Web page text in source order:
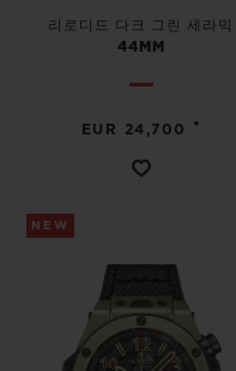
리로디드 다크 그린 세라믹
44MM
EUR 24,700 •
NEW